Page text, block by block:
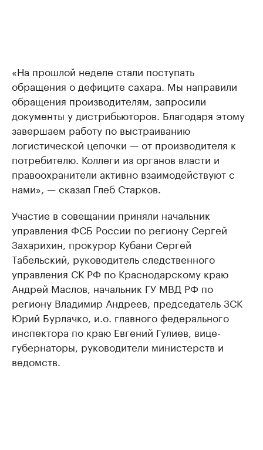
«На прошлой неделе стали поступать
обращения о дефиците сахара. Мы направили
обращения производителям, запросили
документы у дистрибьюторов. Благодаря этому
завершаем работу по выстраиванию
логистической цепочки — от производителя к
потребителю. Коллеги из органов власти и
правоохранители активно взаимодействуют с
нами», — сказал Глеб Старков.
Участие в совещании приняли начальник
управления ФСБ России по региону Сергей
Захарихин, прокурор Кубани Сергей
Табельский, руководитель следственного
управления СК РФ по Краснодарскому краю
Андрей Маслов, начальник ГУ МВД РФ по
региону Владимир Андреев, председатель ЗСК
Юрий Бурлачко, и.о. главного федерального
инспектора по краю Евгений Гулиев, вице-
губернаторы, руководители министерств и
ведомств.